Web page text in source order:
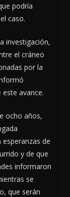
podría
caso.
investigación,
el cráneo
por la
avance.
ocho años,
de
y de que
informaron
se
que serán